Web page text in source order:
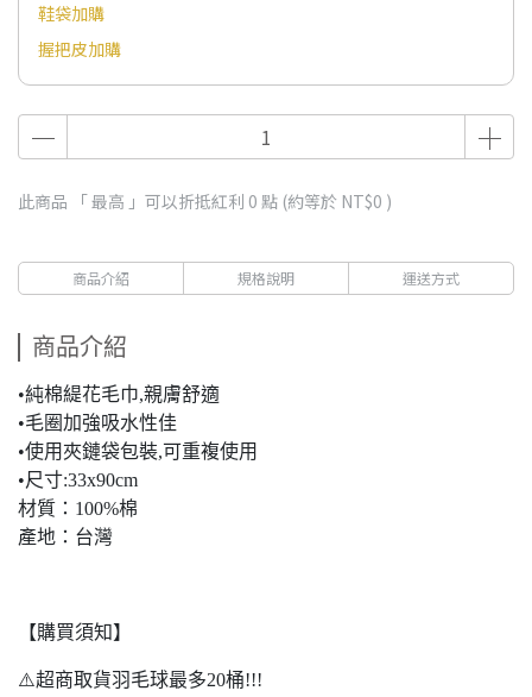
鞋袋加購
握把皮加購
此商品 「 最高 」可以折抵紅利 0 點 (約等於 NT$0 )
商品介紹 規格說明 運送方式
商品介紹
•純棉緹花毛巾,親膚舒適
•毛圈加強吸水性佳
•使用夾鏈袋包裝,可重複使用
•尺寸:33x90cm
材質：100%棉
產地：台灣
【購買須知】
⚠️超商取貨羽毛球最多20桶!!!